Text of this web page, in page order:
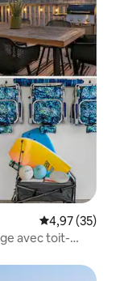
Évaluation
4,97 (35)
avec toit-